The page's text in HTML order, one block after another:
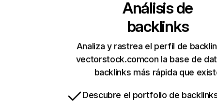
Análisis de
backlinks
Analiza y rastrea el perfil de
vectorstock.comcon la base de
backlinks más rápida que
Descubre el portfolio de